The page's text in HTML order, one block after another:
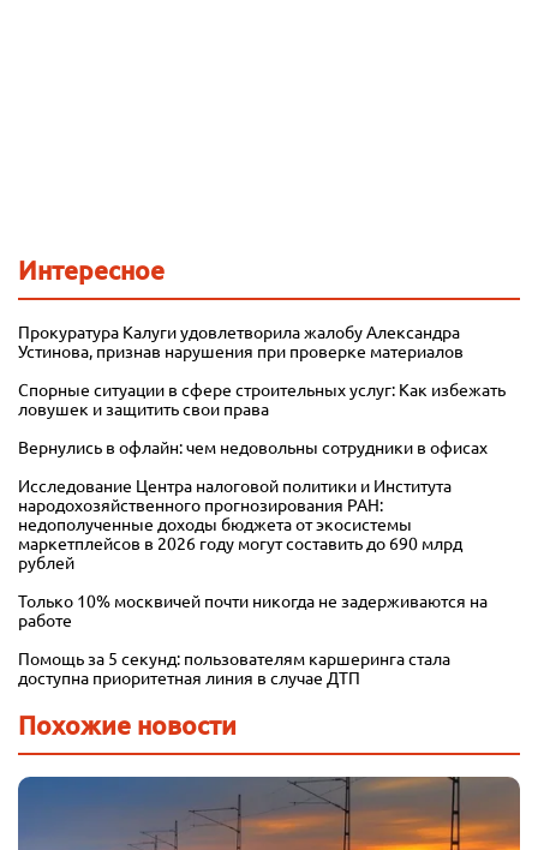
Интересное
Прокуратура Калуги удовлетворила жалобу Александра
Устинова, признав нарушения при проверке материалов
Спорные ситуации в сфере строительных услуг: Как избежать
ловушек и защитить свои права
Вернулись в офлайн: чем недовольны сотрудники в офисах
Исследование Центра налоговой политики и Института
народохозяйственного прогнозирования РАН:
недополученные доходы бюджета от экосистемы
маркетплейсов в 2026 году могут составить до 690 млрд
рублей
Только 10% москвичей почти никогда не задерживаются на
работе
Помощь за 5 секунд: пользователям каршеринга стала
доступна приоритетная линия в случае ДТП
Похожие новости